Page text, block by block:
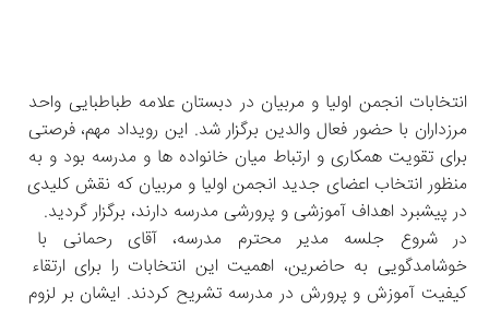
انتخابات انجمن اولیا و مربیان در دبستان علامه طباطبایی واحد
مرزداران با حضور فعال والدین برگزار شد. این رویداد مهم، فرصتی
منظور انتخاب اعضای جدید انجمن اولیا و مربیان که نقش کلیدی
در پیشبرد اهداف آموزشی و پرورشی مدرسه دارند، برگزار گردید.
در شروع جلسه مدیر محترم مدرسه، آقای رحمانی با
خوشامدگویی به حاضرین، اهمیت این انتخابات را برای ارتقاء
کیفیت آموزش و پرورش در مدرسه تشریح کردند. ایشان بر لزوم